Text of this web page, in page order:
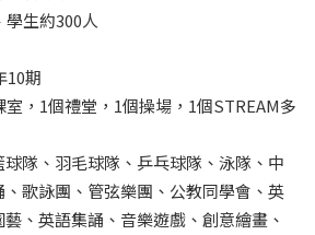
生約300人
10期
，1個禮堂，1個操場，1個STREAM多
隊、羽毛球隊、乒乓球隊、泳隊、中
歌詠團、管弦樂團、公教同學會、英
、英語集誦、音樂遊戲、創意繪畫、